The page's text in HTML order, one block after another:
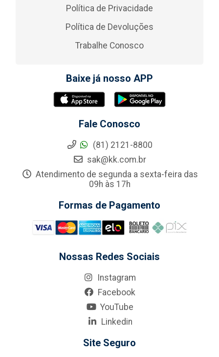
Política de Privacidade
Política de Devoluções
Trabalhe Conosco
Baixe já nosso APP
Fale Conosco
(81) 2121-8800
sak@kk.com.br
Atendimento de segunda a sexta-feira das
09h às 17h
Formas de Pagamento
Nossas Redes Sociais
Instagram
Facebook
YouTube
Linkedin
Site Seguro